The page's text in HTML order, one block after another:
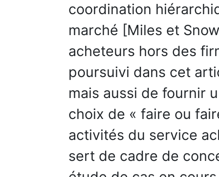
coordination
marché [Miles et
acheteurs hors des
poursuivi dans cet
mais aussi de fournir
choix de « faire ou
activités du service
sert de cadre de